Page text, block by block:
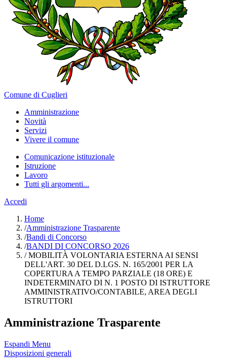
Comune di Cuglieri
Amministrazione
Novità
Servizi
Vivere il comune
Comunicazione istituzionale
Istruzione
Lavoro
Tutti gli argomenti...
Accedi
Home
/Amministrazione Trasparente
/Bandi di Concorso
/BANDI DI CONCORSO 2026
/MOBILITÀ VOLONTARIA ESTERNA AI SENSI
DELL'ART. 30 DEL D.LGS. N. 165/2001 PER LA
COPERTURA A TEMPO PARZIALE (18 ORE) E
INDETERMINATO DI N. 1 POSTO DI ISTRUTTORE
AMMINISTRATIVO/CONTABILE, AREA DEGLI
ISTRUTTORI
Amministrazione Trasparente
Espandi Menu
Disposizioni generali